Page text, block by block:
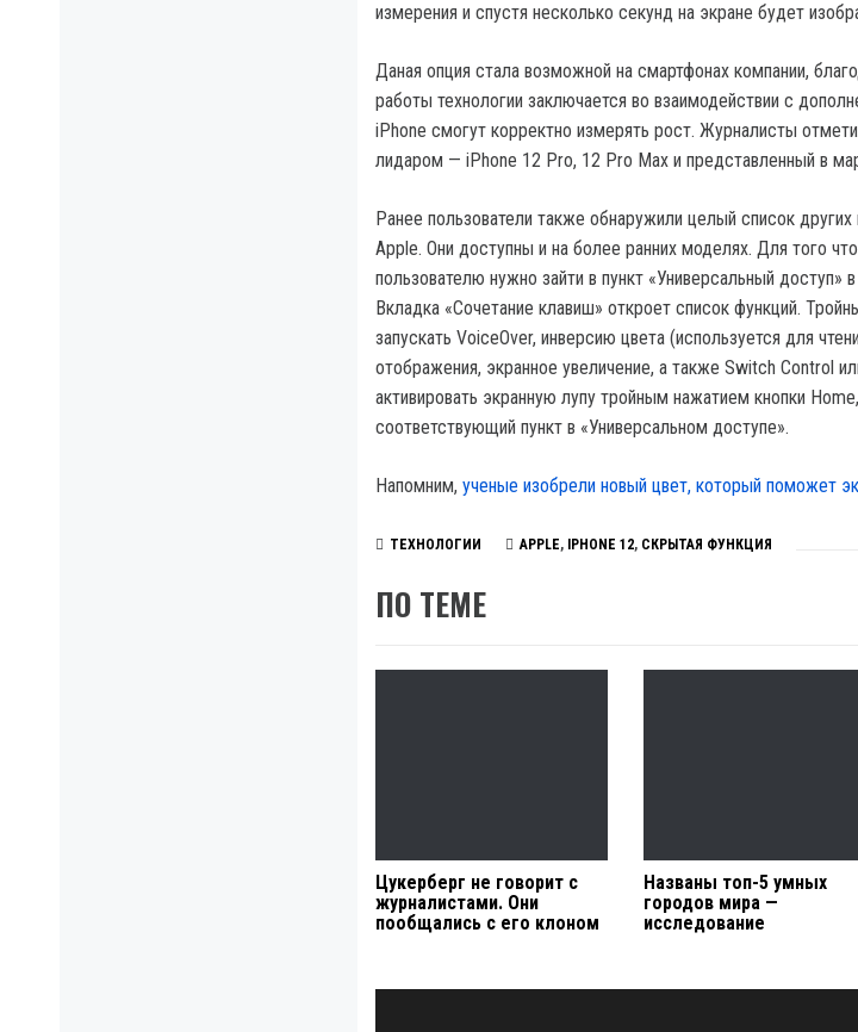
измерения и спустя несколько секунд на экране будет
Даная опция стала возможной на смартфонах компании,
работы технологии заключается во взаимодействии с
iPhone смогут корректно измерять рост. Журналисты
лидаром — iPhone 12 Pro, 12 Pro Max и представленный в
Ранее пользователи также обнаружили целый список
Apple. Они доступны и на более ранних моделях. Для того
пользователю нужно зайти в пункт «Универсальный доступ»
Вкладка «Сочетание клавиш» откроет список функций.
запускать VoiceOver, инверсию цвета (используется для
отображения, экранное увеличение, а также Switch Control
активировать экранную лупу тройным нажатием кнопки
соответствующий пункт в «Универсальном доступе».
Напомним, ученые изобрели новый цвет, который поможет
ТЕХНОЛОГИИ APPLE, IPHONE 12, СКРЫТАЯ ФУНКЦИЯ
ПО ТЕМЕ
Цукерберг не говорит с
журналистами. Они
пообщались с его клоном
Названы топ-5 умных
городов мира —
исследование
Навигация